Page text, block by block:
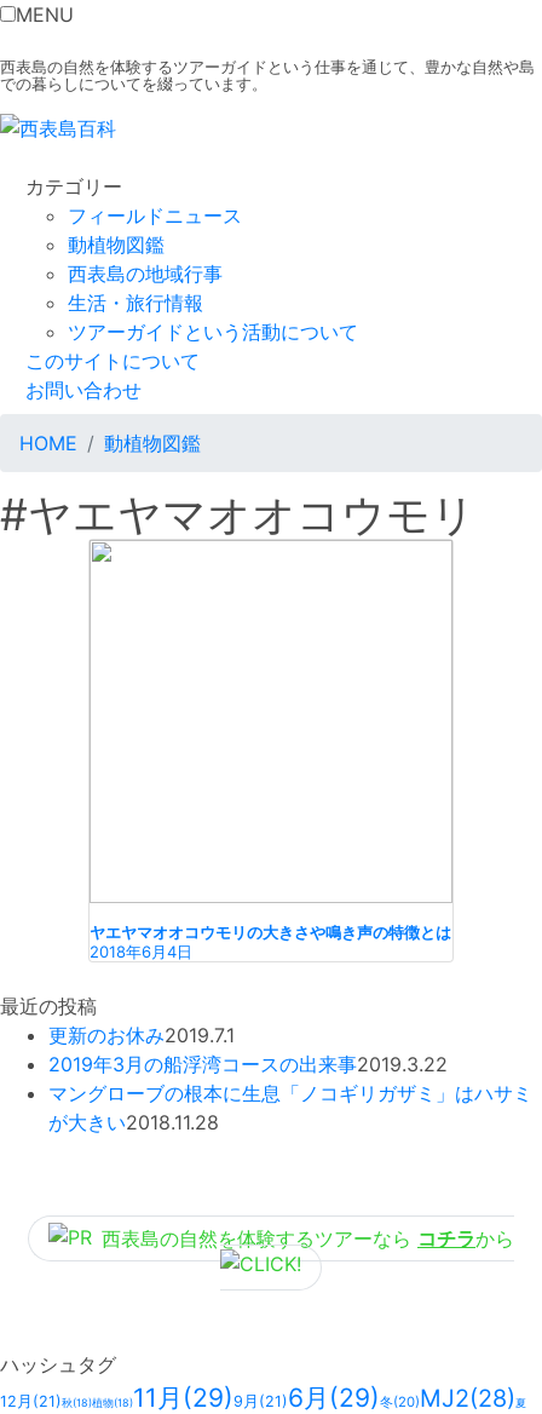
MENU
西表島の自然を体験するツアーガイドという仕事を通じて、豊かな自然や島
での暮らしについてを綴っています。
カテゴリー
フィールドニュース
動植物図鑑
西表島の地域行事
生活・旅行情報
ツアーガイドという活動について
このサイトについて
お問い合わせ
HOME 動植物図鑑
#ヤエヤマオオコウモリ
ヤエヤマオオコウモリの大きさや鳴き声の特徴とは
2018年6月4日
最近の投稿
更新のお休み2019.7.1
2019年3月の船浮湾コースの出来事2019.3.22
マングローブの根本に生息「ノコギリガザミ」はハサミ
が大きい2018.11.28
西表島の自然を体験するツアーなら コチラから
ハッシュタグ
12月 (21)秋(18)植物(18)11月 (29)9月 (21)6月 (29)冬(20)MJ2(28)夏